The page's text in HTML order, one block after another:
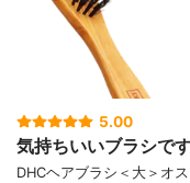
5.00
気持ちいいブラシで
DHCヘアブラシ＜大＞オ